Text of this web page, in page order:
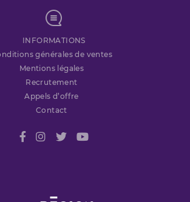
INFORMATIONS
générales de ventes
Mentions légales
Recrutement
Appels d’offre
Contact